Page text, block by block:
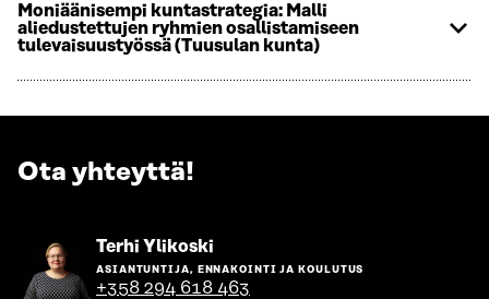
Moniäänisempi kuntastrategia: Malli
aliedustettujen ryhmien osallistamiseen
tulevaisuustyössä (Tuusulan kunta)
Ota yhteyttä!
Terhi Ylikoski
henkilön
sivulle
ASIANTUNTIJA, ENNAKOINTI JA KOULUTUS
+358 294 618 463